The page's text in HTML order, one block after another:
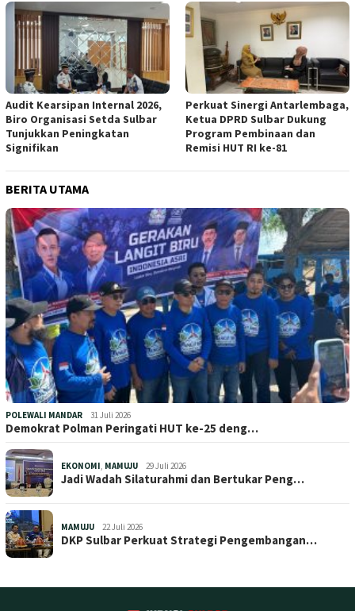
Audit Kearsipan Internal 2026,
Biro Organisasi Setda Sulbar
Tunjukkan Peningkatan
Signifikan
Perkuat Sinergi Antarlembaga,
Ketua DPRD Sulbar Dukung
Program Pembinaan dan
Remisi HUT RI ke-81
BERITA UTAMA
POLEWALI MANDAR 31 Juli 2026
Demokrat Polman Peringati HUT ke-25 deng…
EKONOMI, MAMUJU 29 Juli 2026
Jadi Wadah Silaturahmi dan Bertukar Peng…
MAMUJU 22 Juli 2026
DKP Sulbar Perkuat Strategi Pengembangan…